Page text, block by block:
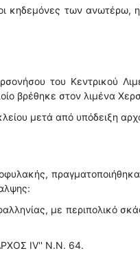
κηδεμόνες των ανωτέρω,
του Κεντρικού
βρέθηκε στον λιμένα
μετά από υπόδειξη
με περιπολικό
IV'' Ν.Ν. 64.